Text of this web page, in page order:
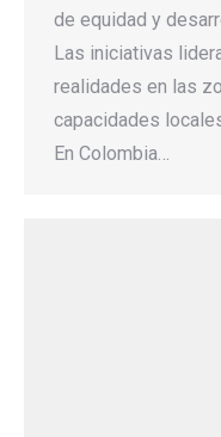
de equidad y
Las iniciativas
realidades en las
capacidades
En Colombia…